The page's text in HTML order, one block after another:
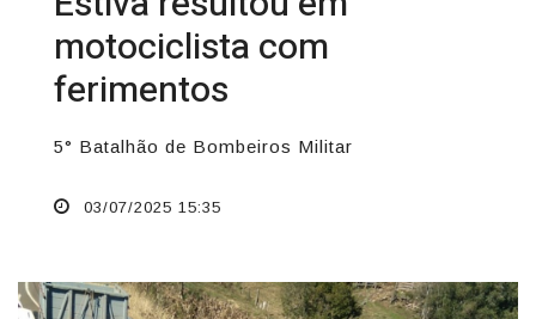
motociclista com
ferimentos
5° Batalhão de Bombeiros Militar
03/07/2025 15:35